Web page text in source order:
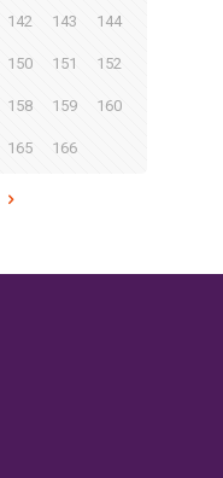
142 143 144
150 151 152
158 159 160
165 166